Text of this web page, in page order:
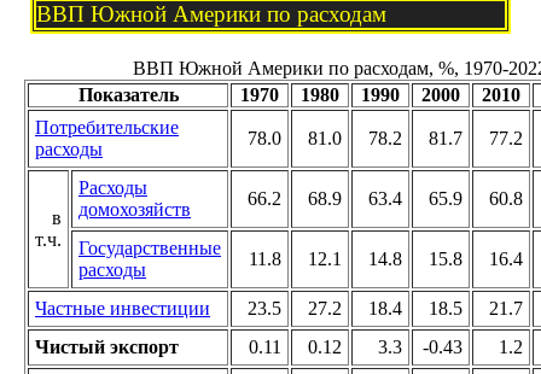
ВВП Южной Америки по расходам
ВВП Южной Америки по расходам, %, 1970-
Показатель
1970 1980 1990 2000
2010
Потребительские
расходы
78.0 81.0 78.2 81.7 77.2
в
т.ч.
Расходы
домохозяйств
66.2 68.9 63.4 65.9 60.8
Государственные
расходы
11.8 12.1 14.8 15.8 16.4
Частные инвестиции 23.5 27.2 18.4 18.5
21.7
Чистый экспорт
0.11 0.12 3.3 -0.43
1.2